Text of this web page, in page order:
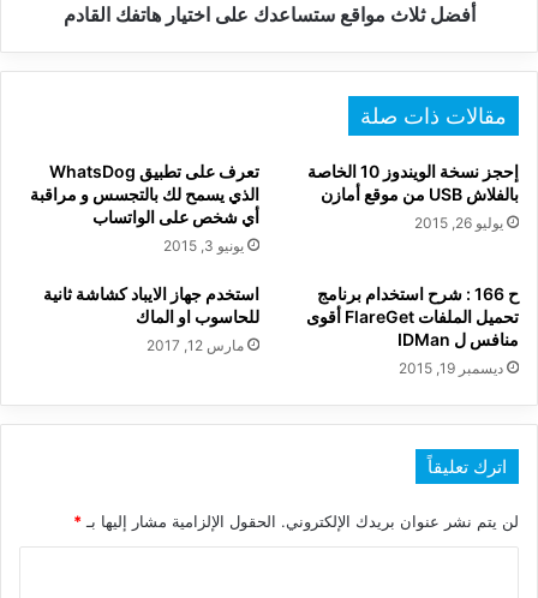
أفضل ثلاث مواقع ستساعدك على اختيار هاتفك القادم
مقالات ذات صلة
إحجز نسخة الويندوز 10 الخاصة
بالفلاش USB من موقع أمازن
يوليو 26, 2015
تعرف على تطبيق WhatsDog
الذي يسمح لك بالتجسس و مراقبة
أي شخص على الواتساب
يونيو 3, 2015
ح 166 : شرح استخدام برنامج
تحميل الملفات FlareGet أقوى
منافس ل IDMan
ديسمبر 19, 2015
استخدم جهاز الايباد كشاشة ثانية
للحاسوب او الماك
مارس 12, 2017
اترك تعليقاً
لن يتم نشر عنوان بريدك الإلكتروني. الحقول الإلزامية مشار إليها بـ *